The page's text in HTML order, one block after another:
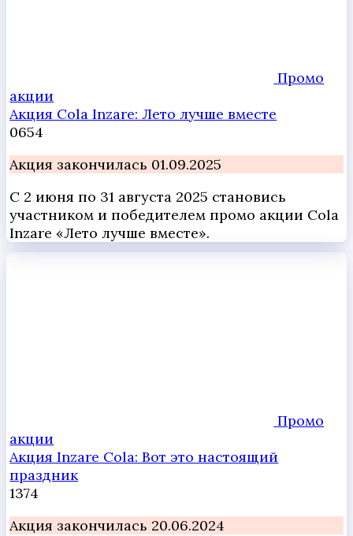
Промо
акции
Акция Cola Inzare: Лето лучше вместе
0654
Акция закончилась 01.09.2025
С 2 июня по 31 августа 2025 становись
участником и победителем промо акции Cola
Inzare «Лето лучше вместе».
Промо
акции
Акция Inzare Cola: Вот это настоящий
праздник
1374
Акция закончилась 20.06.2024